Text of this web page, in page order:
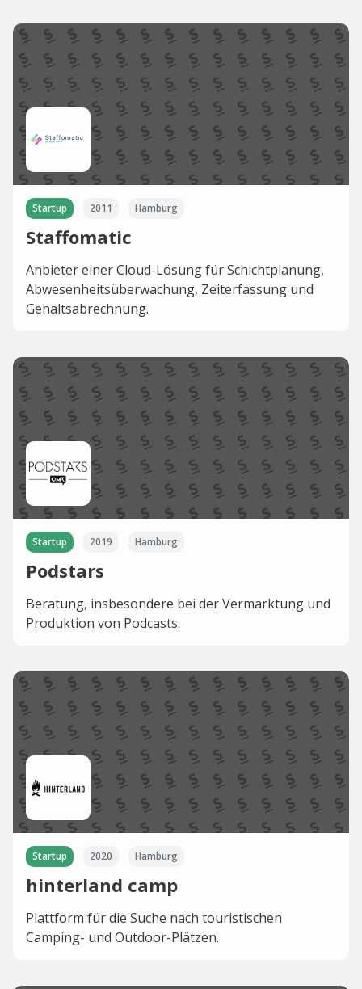
Startup 2011 Hamburg
Staffomatic
Anbieter einer Cloud-Lösung für Schichtplanung,
Abwesenheitsüberwachung, Zeiterfassung und
Gehaltsabrechnung.
Startup 2019 Hamburg
Podstars
Beratung, insbesondere bei der Vermarktung und
Produktion von Podcasts.
Startup 2020 Hamburg
hinterland camp
Plattform für die Suche nach touristischen
Camping- und Outdoor-Plätzen.